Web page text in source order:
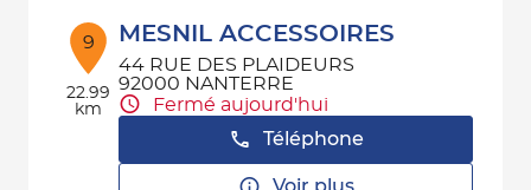
9
22.99
km
MESNIL ACCESSOIRES
44 RUE DES PLAIDEURS
92000 NANTERRE
Fermé aujourd'hui
Téléphone